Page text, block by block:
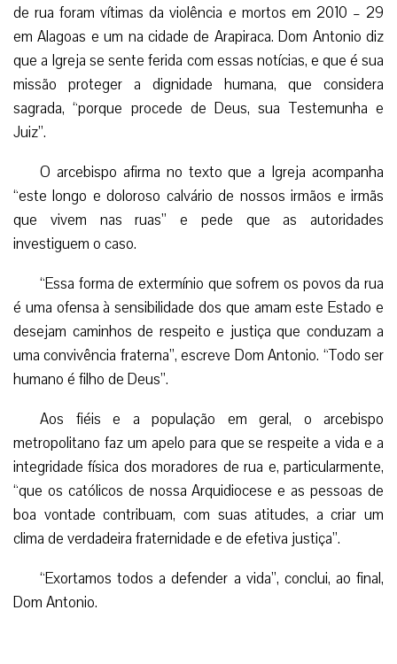
de rua foram vítimas da violência e mortos em 2010 – 29
em Alagoas e um na cidade de Arapiraca. Dom Antonio diz
que a Igreja se sente ferida com essas notícias, e que é sua
missão proteger a dignidade humana, que considera
sagrada, “porque procede de Deus, sua Testemunha e
Juiz”.
O arcebispo afirma no texto que a Igreja acompanha
“este longo e doloroso calvário de nossos irmãos e irmãs
que vivem nas ruas” e pede que as autoridades
investiguem o caso.
“Essa forma de extermínio que sofrem os povos da rua
é uma ofensa à sensibilidade dos que amam este Estado e
desejam caminhos de respeito e justiça que conduzam a
uma convivência fraterna”, escreve Dom Antonio. “Todo ser
humano é filho de Deus”.
Aos fiéis e a população em geral, o arcebispo
metropolitano faz um apelo para que se respeite a vida e a
integridade física dos moradores de rua e, particularmente,
“que os católicos de nossa Arquidiocese e as pessoas de
boa vontade contribuam, com suas atitudes, a criar um
clima de verdadeira fraternidade e de efetiva justiça”.
“Exortamos todos a defender a vida”, conclui, ao final,
Dom Antonio.